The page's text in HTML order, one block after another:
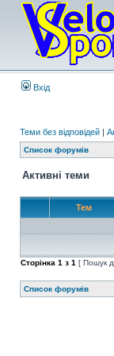
Вхід
Теми без відповідей |
Список форумів
Активні теми
Тем
Сторінка 1 з 1 [ Пошук
Список форумів